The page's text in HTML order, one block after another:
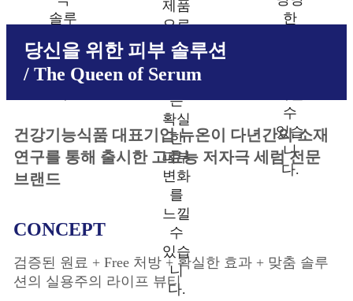
솔루
제공
합니
제품
으로
눈으
로
보이
는
확실
한
피부
변화
를
느낄
수
있습
니
다.
한
수
있습
니
다.
당신을 위한 피부 솔루션
/ The Queen of Serum
건강기능식품 대표기업 뉴온이 다년간의 소재
연구를 통해 출시한 고효능 저자극 세럼 전문
브랜드
CONCEPT
검증된 원료 + Free 처방 + 확실한 효과 + 맞춤 솔루
션의 실용주의 라이프 뷰티